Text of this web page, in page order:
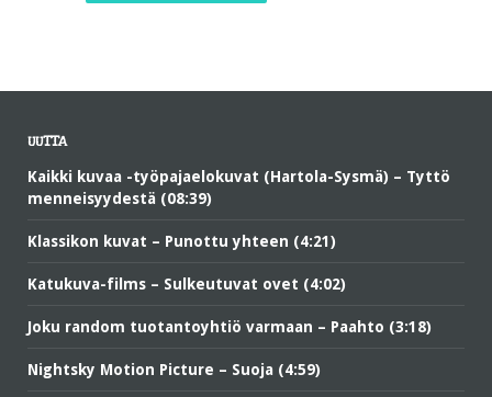
UUTTA
Kaikki kuvaa -työpajaelokuvat (Hartola-Sysmä) – Tyttö
menneisyydestä (08:39)
Klassikon kuvat – Punottu yhteen (4:21)
Katukuva-films – Sulkeutuvat ovet (4:02)
Joku random tuotantoyhtiö varmaan – Paahto (3:18)
Nightsky Motion Picture – Suoja (4:59)